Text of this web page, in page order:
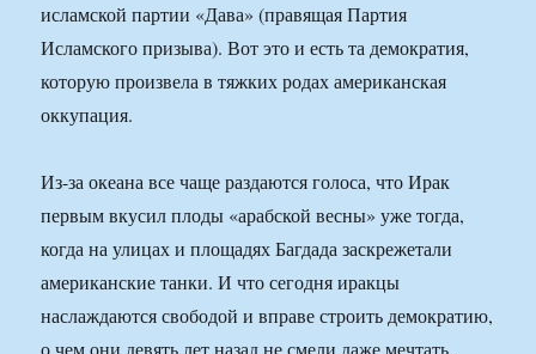
исламской партии «Дава» (правящая Партия
Исламского призыва). Вот это и есть та демократия,
которую произвела в тяжких родах американская
оккупация.
Из-за океана все чаще раздаются голоса, что Ирак
первым вкусил плоды «арабской весны» уже тогда,
когда на улицах и площадях Багдада заскрежетали
американские танки. И что сегодня иракцы
наслаждаются свободой и вправе строить демократию,